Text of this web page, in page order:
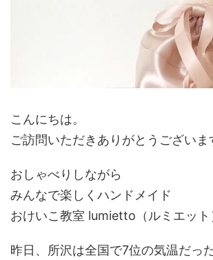
こんにちは。
ご訪問いただきありがとうございま
おしゃべりしながら
みんなで楽しくハンドメイド
おけいこ教室 lumietto（ルミエット
昨日、所沢は全国で7位の気温だっ